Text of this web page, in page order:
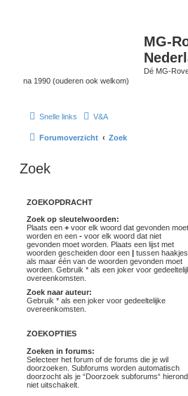
MG-
Dé MG-
na 1990 (ouderen ook welkom)
Snelle links V&A
Forumoverzicht Zoek
Zoek
ZOEKOPDRACHT
Zoek op sleutelwoorden:
Plaats een + voor elk woord dat gevonden moet
worden en een - voor elk woord dat niet
gevonden moet worden. Plaats een lijst met
woorden gescheiden door een | tussen haakjes
als maar één van de woorden gevonden moet
worden. Gebruik * als een joker voor
overeenkomsten.
Zoek naar auteur:
Gebruik * als een joker voor gedeeltelijke
overeenkomsten.
ZOEKOPTIES
Zoeken in forums:
Selecteer het forum of de forums die je wil
doorzoeken. Subforums worden automatisch
doorzocht als je “Doorzoek subforums“
niet uitschakelt.